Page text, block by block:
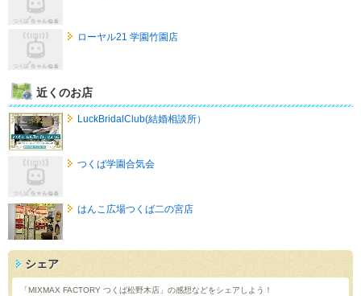
ローヤル21 学園竹園店
近くのお店
LuckBridalClub(結婚相談所）
つくば学園合気会
はんこ広場つくば二の宮店
シェア
「MIXMAX FACTORY つくば松野木店」の感想などをシェアしよう！